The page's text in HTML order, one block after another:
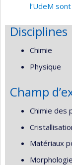
l’UdeM
Disciplines
Chimie
Physique
Champ
Chimie des
Matériaux
Morphologie